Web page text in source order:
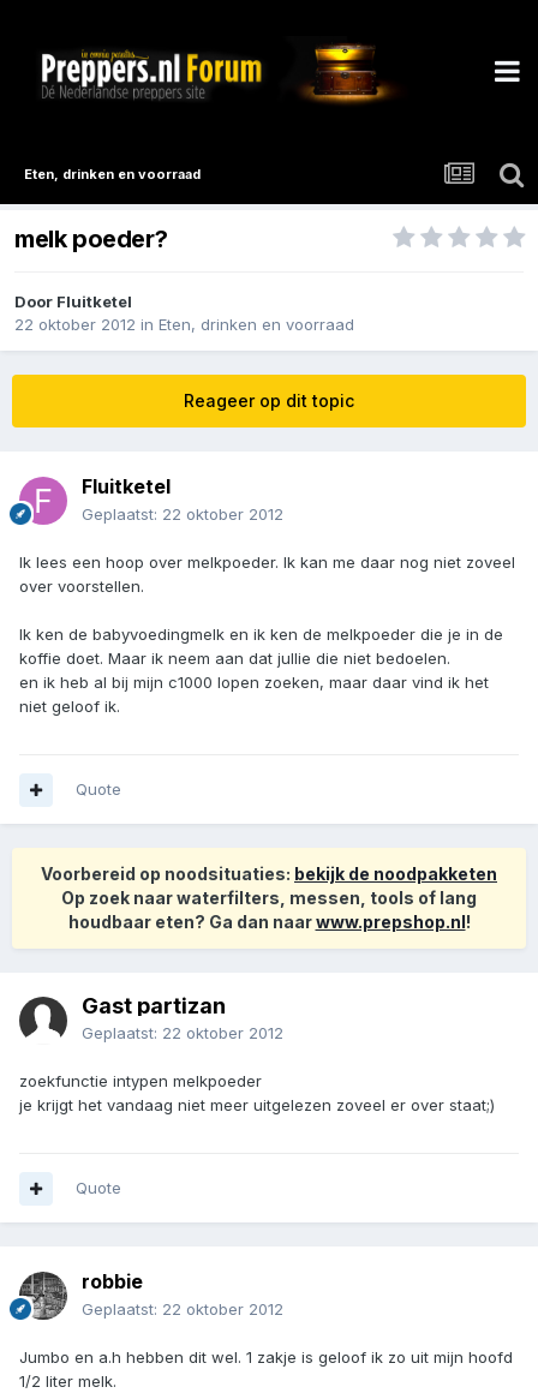
Eten, drinken en voorraad
melk poeder?
Door Fluitketel
22 oktober 2012 in Eten, drinken en voorraad
Reageer op dit topic
Fluitketel
Geplaatst: 22 oktober 2012
Ik lees een hoop over melkpoeder. Ik kan me daar nog niet zoveel
over voorstellen.
Ik ken de babyvoedingmelk en ik ken de melkpoeder die je in de
koffie doet. Maar ik neem aan dat jullie die niet bedoelen.
en ik heb al bij mijn c1000 lopen zoeken, maar daar vind ik het
niet geloof ik.
Quote
Voorbereid op noodsituaties: bekijk de noodpakketen
Op zoek naar waterfilters, messen, tools of lang
houdbaar eten? Ga dan naarwww.prepshop.nl!
Gast partizan
Geplaatst: 22 oktober 2012
zoekfunctie intypen melkpoeder
je krijgt het vandaag niet meer uitgelezen zoveel er over staat;)
Quote
robbie
Geplaatst: 22 oktober 2012
Jumbo en a.h hebben dit wel. 1 zakje is geloof ik zo uit mijn hoofd
1/2 liter melk.